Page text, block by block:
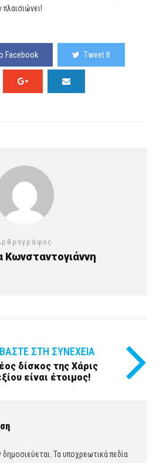
Facebook Tweet It
Κωνσταντογιάννη
ΣΤΗ ΣΥΝΈΧΕΙΑ
δίσκος της Χάρις
είναι έτοιμος!
Τα υποχρεωτικά πεδία